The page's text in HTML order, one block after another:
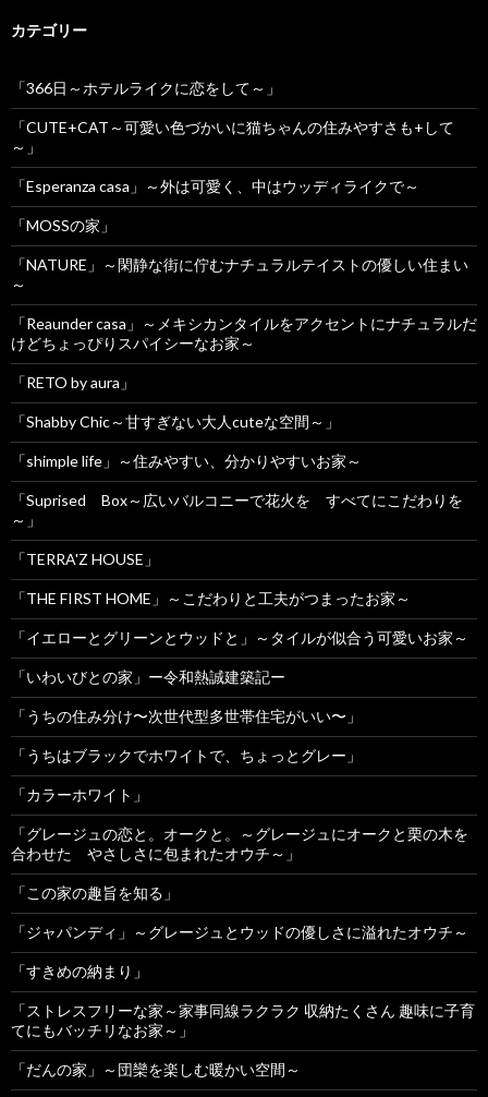
カテゴリー
「366日～ホテルライクに恋をして～」
「CUTE+CAT～可愛い色づかいに猫ちゃんの住みやすさも+して
～」
「Esperanza casa」～外は可愛く、中はウッディライクで～
「MOSSの家」
「NATURE」～閑静な街に佇むナチュラルテイストの優しい住まい
～
「Reaunder casa」～メキシカンタイルをアクセントにナチュラルだ
けどちょっぴりスパイシーなお家～
「RETO by aura」
「Shabby Chic～甘すぎない大人cuteな空間～」
「shimple life」～住みやすい、分かりやすいお家～
「Suprised Box～広いバルコニーで花火を すべてにこだわりを
～」
「TERRA'Z HOUSE」
「THE FIRST HOME」～こだわりと工夫がつまったお家～
「イエローとグリーンとウッドと」～タイルが似合う可愛いお家～
「いわいびとの家」ー令和熱誠建築記ー
「うちの住み分け〜次世代型多世帯住宅がいい〜」
「うちはブラックでホワイトで、ちょっとグレー」
「カラーホワイト」
「グレージュの恋と。オークと。～グレージュにオークと栗の木を
合わせた やさしさに包まれたオウチ～」
「この家の趣旨を知る」
「ジャパンディ」～グレージュとウッドの優しさに溢れたオウチ～
「すきめの納まり」
「ストレスフリーな家～家事同線ラクラク 収納たくさん 趣味に子育
てにもバッチリなお家～」
「だんの家」～団欒を楽しむ暖かい空間～